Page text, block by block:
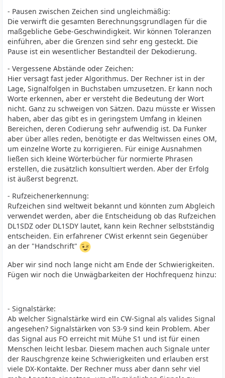
- Pausen zwischen Zeichen sind ungleichmäßig:
Die verwirft die gesamten Berechnungsgrundlagen für die
maßgebliche Gebe-Geschwindigkeit. Wir können Toleranzen
einführen, aber die Grenzen sind sehr eng gesteckt. Die
Pause ist ein wesentlicher Bestandteil der Dekodierung.
- Vergessene Abstände oder Zeichen:
Hier versagt fast jeder Algorithmus. Der Rechner ist in der
Lage, Signalfolgen in Buchstaben umzusetzen. Er kann noch
Worte erkennen, aber er versteht die Bedeutung der Wort
nicht. Ganz zu schweigen von Sätzen. Dazu müsste er Wissen
haben, aber das gibt es in geringstem Umfang in kleinen
Bereichen, deren Codierung sehr aufwendig ist. Da Funker
aber über alles reden, benötigte er das Weltwissen eines OM,
um einzelne Worte zu korrigieren. Für einige Ausnahmen
ließen sich kleine Wörterbücher für normierte Phrasen
erstellen, die zusätzlich konsultiert werden. Aber der Erfolg
ist äußerst begrenzt.
- Rufzeichenerkennung:
Rufzeichen sind weltweit bekannt und könnten zum Abgleich
verwendet werden, aber die Entscheidung ob das Rufzeichen
DL1SDZ oder DL1SDY lautet, kann kein Rechner selbstständig
entscheiden. Ein erfahrener CWist erkennt sein Gegenüber
an der "Handschrift"
Aber wir sind noch lange nicht am Ende der Schwierigkeiten.
Fügen wir noch die Unwägbarkeiten der Hochfrequenz hinzu:
- Signalstärke:
Ab welcher Signalstärke wird ein CW-Signal als valides Signal
angesehen? Signalstärken von S3-9 sind kein Problem. Aber
das Signal aus FO erreicht mit Mühe S1 und ist für einen
Menschen leicht lesbar. Diesem machen auch Signale unter
der Rauschgrenze keine Schwierigkeiten und erlauben erst
viele DX-Kontakte. Der Rechner muss aber dann sehr viel